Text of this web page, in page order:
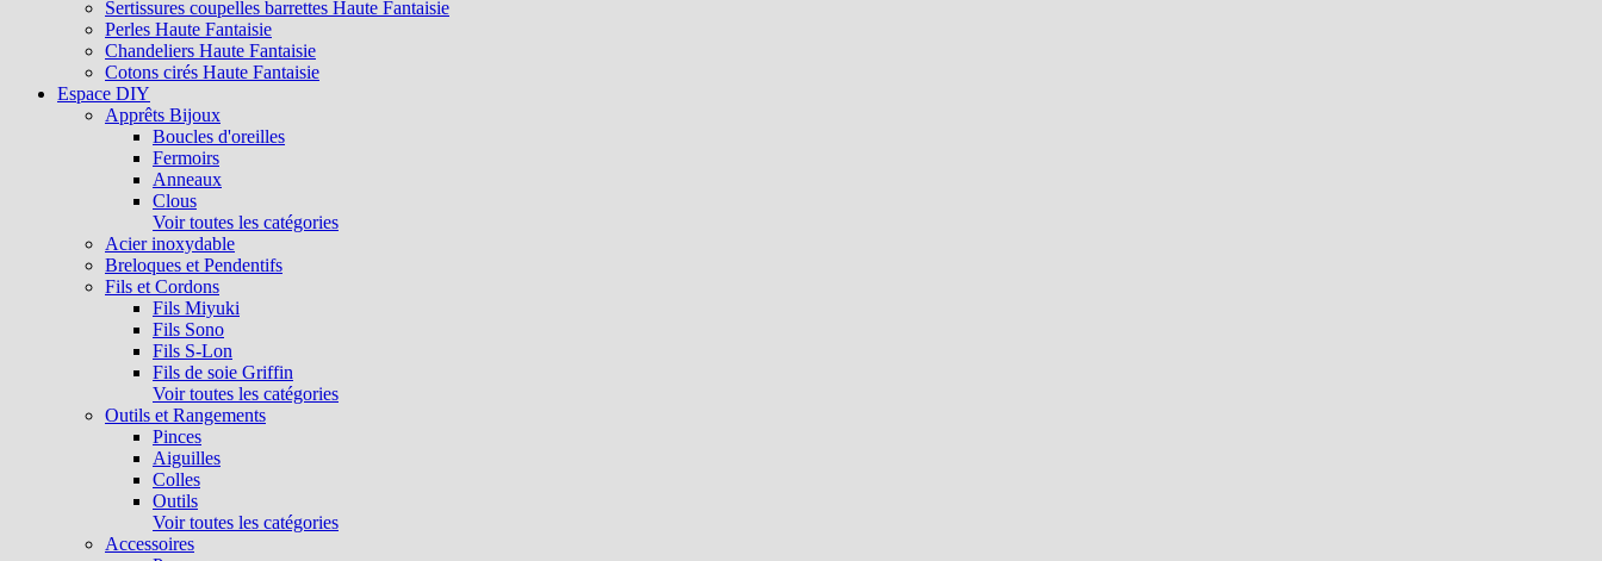
Sertissures coupelles barrettes Haute Fantaisie
Perles Haute Fantaisie
Chandeliers Haute Fantaisie
Cotons cirés Haute Fantaisie
Espace DIY
Apprêts Bijoux
Boucles d'oreilles
Fermoirs
Anneaux
Clous
Voir toutes les catégories
Acier inoxydable
Breloques et Pendentifs
Fils et Cordons
Fils Miyuki
Fils Sono
Fils S-Lon
Fils de soie Griffin
Voir toutes les catégories
Outils et Rangements
Pinces
Aiguilles
Colles
Outils
Voir toutes les catégories
Accessoires